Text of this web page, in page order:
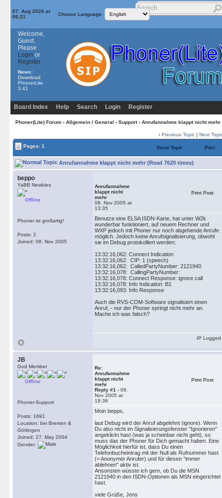
07. Aug 2026 at
06:21
Choose Language:
Welcome,
Guest.
Please
Login or
Register
News:
Download
PhonerLite
3.41
Board Index Help Search Login Register
Phoner(Lite) Forum› Allgemein / General › Support› Anrufannahme klappt nicht mehr
‹ Previous Topic | Next
Pages: 1 Send Topic Print
Anrufannahme klappt nicht mehr (Read 7620 times)
beppo
YaBB Newbies
Offline
Phoner ist großartig!
Posts: 2
Joined: 08. Nov 2005
Anrufannahme
klappt nicht
mehr
08. Nov 2005 at
13:35
Print Post
Benutze eine ELSA ISDN-Karte, hat unter W2k
wunderbar funktioniert, auf neuem Rechner und
WXP jedoch mit Phoner nur noch abgehende Anrufe
möglich. Jedoch keine Anrufsignalisierung, obwohl
sie im Debug protokolliert werden:
13:32:16,062: Connect Indication
13:32:16,062: CIP: 1 (speech)
13:32:16,062: CalledPartyNumber: 2121940
13:32:16,078: CallingPartyNumber:
13:32:16,078: Connect Response: ignore call
13:32:16,078: Info Indication: B1
13:32:16,093: Info Response
Auch die RVS-COM-Software signalisiert einen
Anruf, - nur der Phoner springt nicht mehr an.
Mache ich was falsch?
IP Logged
JB
God Member
Offline
Phoner-Support
Posts: 1691
Location: bei Bremen &
Göttingen
Joined: 27. May 2004
Gender:
Re:
Anrufannahme
klappt nicht
mehr
Reply #1 - 08.
Nov 2005 at
18:36
Print Post
Moin beppo,
laut Debug wird der Anruf abgelehnt (ignore). Wenn
Du also nicht im Signalisierungsfenster "Ignorieren"
angeklickt hast (was ja scheinbar nicht geht), so
muss das der Phoner für Dich gemacht haben. Eine
Möglichkeit hierfür ist, dass Du einen
Telefonbucheintrag mit der Null als Rufnummer hast
(= Anonymer Anrufer) und für diesen "immer
ablehnen" aktiv ist.
Ansonsten wüsste ich gern, ob Du die MSN
2121940 in den ISDN-Optionen als MSN eingerichtet
hast.
viele Grüße, Jens